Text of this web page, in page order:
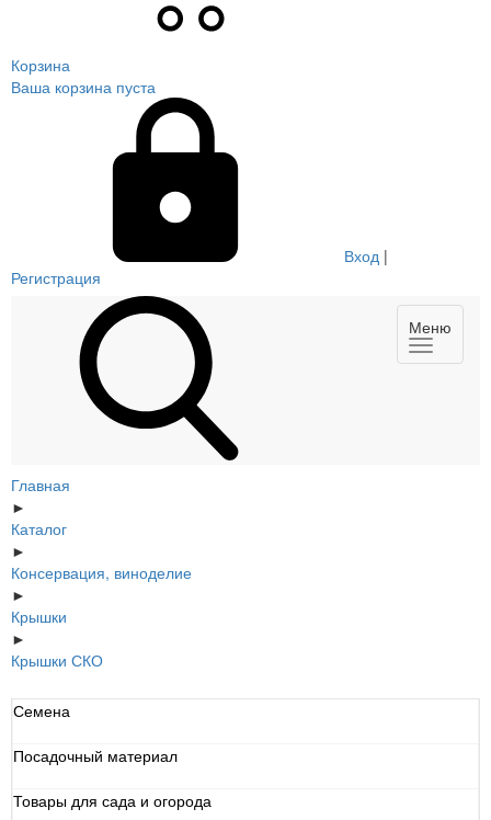
Корзина
Ваша корзина пуста
Вход |
Регистрация
Меню
Главная
►
Каталог
►
Консервация, виноделие
►
Крышки
►
Крышки СКО
Семена
Посадочный материал
Товары для сада и огорода